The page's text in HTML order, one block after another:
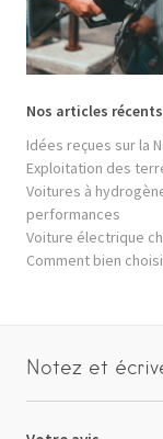
Nos articles
Idées reçues sur la
Exploitation des
Voitures à
performances
Voiture électrique
Comment bien
Notez et